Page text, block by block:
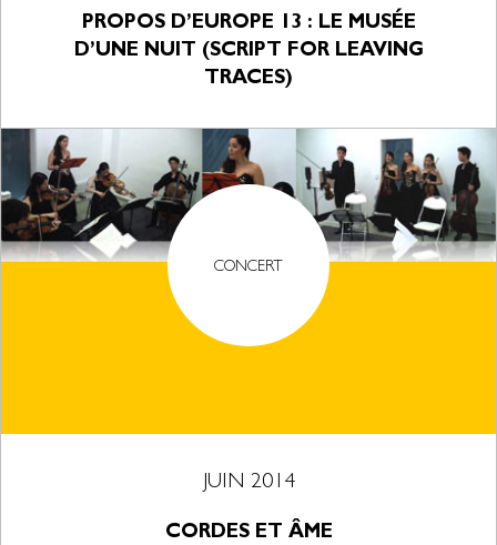
PROPOS D’EUROPE 13 : LE MUSÉE
D’UNE NUIT (SCRIPT FOR LEAVING
TRACES)
CONCERT
JUIN 2014
CORDES ET ÂME